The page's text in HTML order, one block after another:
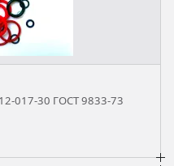
017-30 ГОСТ 9833-73